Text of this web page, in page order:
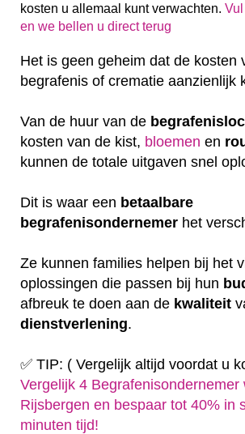
kosten u allemaal kunt verwachten.
en we bellen u direct terug
Het is geen geheim dat de kosten
begrafenis of crematie aanzienlijk
Van de huur van de
kosten van de kist, bloemen en
kunnen de totale uitgaven snel
Dit is waar een betaalbare
begrafenisondernemer het
Ze kunnen families helpen bij het
oplossingen die passen bij hun
afbreuk te doen aan de kwaliteit
dienstverlening.
✅ TIP: ( Vergelijk altijd voordat u
Vergelijk 4 Begrafenisondernemer
Rijsbergen en bespaar tot 40% in
minuten tijd!